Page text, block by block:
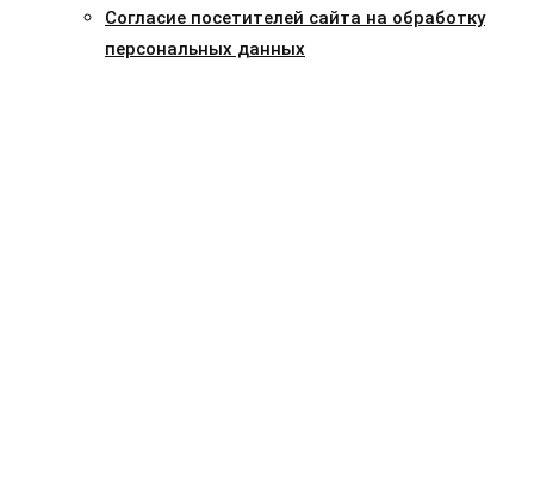
Согласие посетителей сайта на обработку
персональных данных